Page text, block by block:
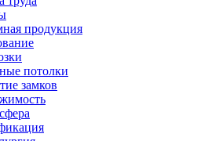
продукция
потолки
замков